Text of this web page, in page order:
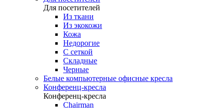
Для посетителей
Из ткани
Из экокожи
Кожа
Недорогие
С сеткой
Складные
Черные
Белые компьютерные офисные кресла
Конференц-кресла
Конференц-кресла
Chairman